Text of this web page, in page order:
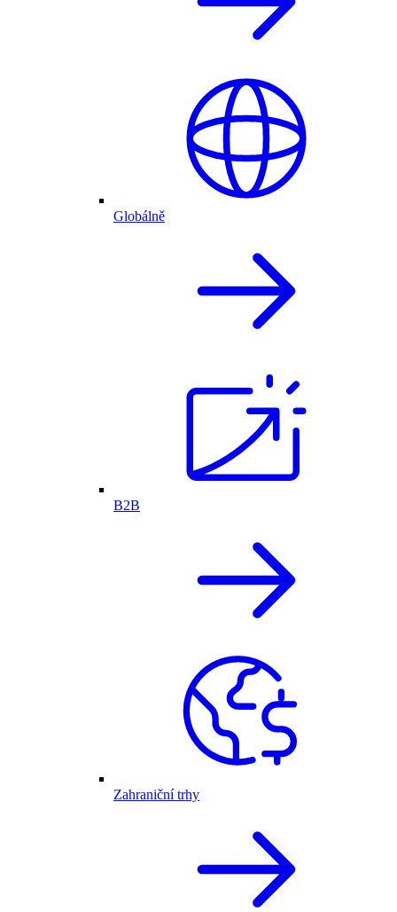
Globálně
B2B
Zahraniční trhy